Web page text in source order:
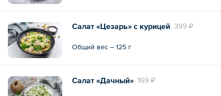
399 ₽
Салат «Цезарь» с курицей
Общий вес – 125 г
169 ₽
Салат «Дачный»